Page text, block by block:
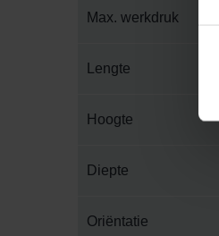
Max. werkdruk
Lengte
Hoogte
Diepte
Oriëntatie